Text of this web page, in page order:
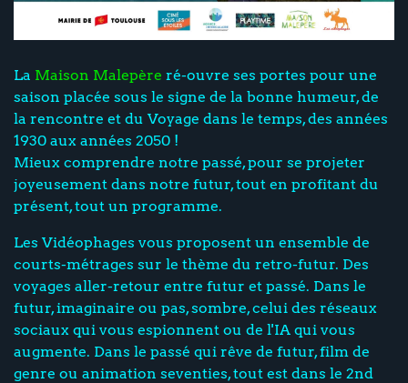
La Maison Malepère ré-ouvre ses portes pour une
saison placée sous le signe de la bonne humeur, de
la rencontre et du Voyage dans le temps, des années
1930 aux années 2050 !
Mieux comprendre notre passé, pour se projeter
joyeusement dans notre futur, tout en profitant du
présent, tout un programme.
Les Vidéophages vous proposent un ensemble de
courts-métrages sur le thème du retro-futur. Des
voyages aller-retour entre futur et passé. Dans le
futur, imaginaire ou pas, sombre, celui des réseaux
sociaux qui vous espionnent ou de l'IA qui vous
augmente. Dans le passé qui rêve de futur, film de
genre ou animation seventies, tout est dans le 2nd